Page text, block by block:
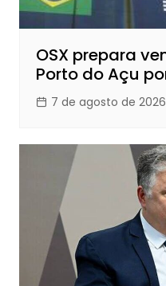
OSX prepara
Porto do Açu
7 de agosto de 2026